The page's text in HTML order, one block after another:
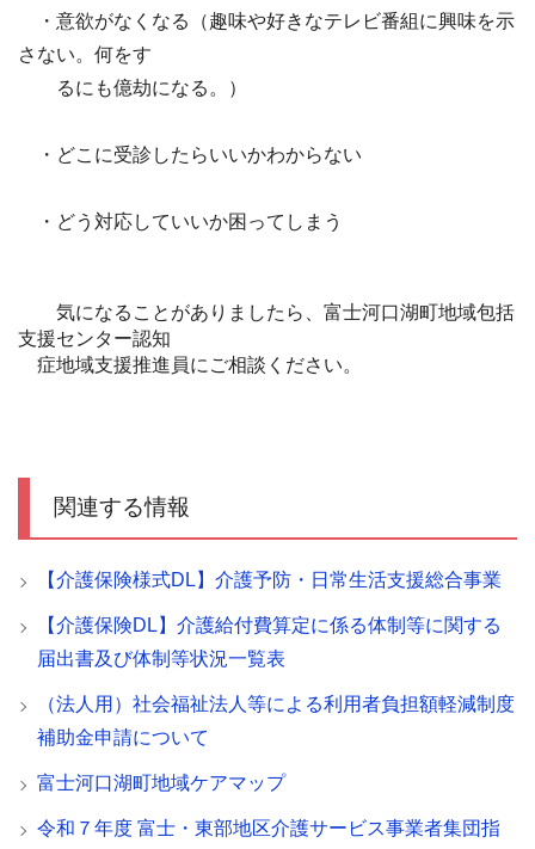
・意欲がなくなる（趣味や好きなテレビ番組に興味を示
さない。何をす
るにも億劫になる。）
・どこに受診したらいいかわからない
・どう対応していいか困ってしまう
気になることがありましたら、富士河口湖町地域包括
支援センター認知
症地域支援推進員にご相談ください。
関連する情報
【介護保険様式DL】介護予防・日常生活支援総合事業
【介護保険DL】介護給付費算定に係る体制等に関する
届出書及び体制等状況一覧表
（法人用）社会福祉法人等による利用者負担額軽減制度
補助金申請について
富士河口湖町地域ケアマップ
令和７年度 富士・東部地区介護サービス事業者集団指